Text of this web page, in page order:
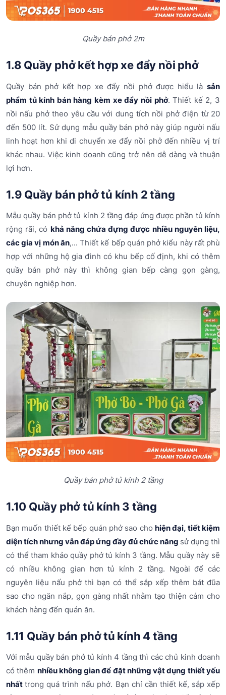
Quầy bán phở 2m
1.8 Quầy phở kết hợp xe đẩy nồi phở
Quầy bán phở kết hợp xe đẩy nồi phở được hiểu là sản
phẩm tủ kính bán hàng kèm xe đẩy nồi phở. Thiết kế 2, 3
nồi nấu phở theo yêu cầu với dung tích nồi phở điện từ 20
đến 500 lít. Sử dụng mẫu quầy bán phở này giúp người nấu
linh hoạt hơn khi di chuyển xe đẩy nồi phở đến nhiều vị trí
khác nhau. Việc kinh doanh cũng trở nên dễ dàng và thuận
lợi hơn.
1.9 Quầy bán phở tủ kính 2 tầng
Mẫu quầy bán phở tủ kính 2 tầng đáp ứng được phần tủ kính
rộng rãi, có khả năng chứa đựng được nhiều nguyên liệu,
các gia vị món ăn,... Thiết kế bếp quán phở kiểu này rất phù
hợp với những hộ gia đình có khu bếp cố định, khi có thêm
quầy bán phở này thì không gian bếp càng gọn gàng,
chuyên nghiệp hơn.
Quầy bán phở tủ kính 2 tầng
1.10 Quầy phở tủ kính 3 tầng
Bạn muốn thiết kế bếp quán phở sao cho hiện đại, tiết kiệm
diện tích nhưng vẫn đáp ứng đầy đủ chức năng sử dụng thì
có thể tham khảo quầy phở tủ kính 3 tầng. Mẫu quầy này sẽ
có nhiều không gian hơn tủ kính 2 tầng. Ngoài để các
nguyên liệu nấu phở thì bạn có thể sắp xếp thêm bát đũa
sao cho ngăn nắp, gọn gàng nhất nhằm tạo thiện cảm cho
khách hàng đến quán ăn.
1.11 Quầy bán phở tủ kính 4 tầng
Với mẫu quầy bán phở tủ kính 4 tầng thì các chủ kinh doanh
có thêm nhiều không gian để đặt những vật dụng thiết yếu
nhấttrong quá trình nấu phở. Bạn chỉ cần thiết kế, sắp xếp